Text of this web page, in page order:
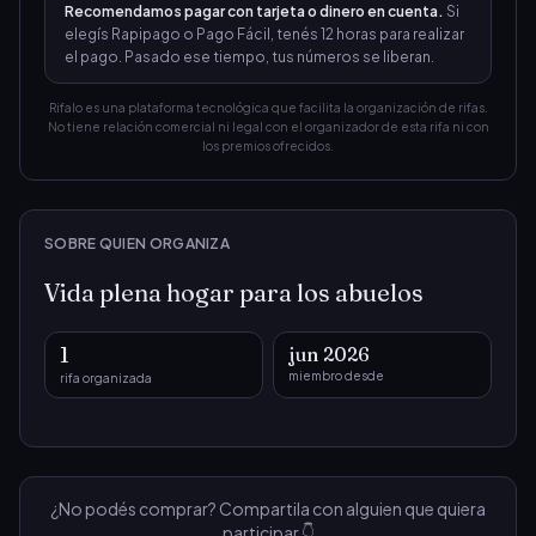
120 121 122 123 124 125 126
127 128 129 130 131 132 133
136
148 153
155 156 157 158 159 160 161
162 163 164 165 166 167 168
176 177 178 179 180 181 182
Recomendamos pagar con tarjeta o dinero en cuenta. Si
elegís Rapipago o Pago Fácil, tenés 12 horas para realizar
el pago. Pasado ese tiempo, tus números se liberan.
Rifalo es una plataforma tecnológica que facilita la organización de rifas.
No tiene relación comercial ni legal con el organizador de esta rifa ni con
los premios ofrecidos.
SOBRE QUIEN ORGANIZA
Vida plena hogar para los abuelos
1
rifa organizada
jun 2026
miembro desde
¿No podés comprar? Compartila con alguien que quiera